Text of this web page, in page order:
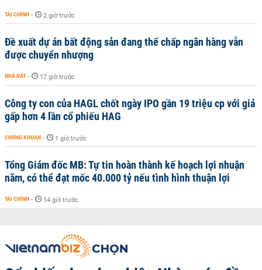
TÀI CHÍNH - 2 giờ trước
Đề xuất dự án bất động sản đang thế chấp ngân hàng vẫn
được chuyển nhượng
NHÀ ĐẤT - 17 giờ trước
Công ty con của HAGL chốt ngày IPO gần 19 triệu cp với giá
gấp hơn 4 lần cổ phiếu HAG
CHỨNG KHOÁN - 1 giờ trước
Tổng Giám đốc MB: Tự tin hoàn thành kế hoạch lợi nhuận
năm, có thể đạt mốc 40.000 tỷ nếu tình hình thuận lợi
TÀI CHÍNH - 14 giờ trước